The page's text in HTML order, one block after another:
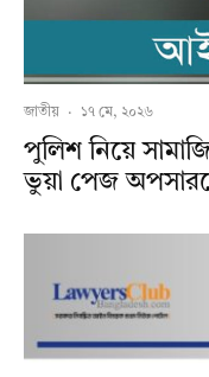
জাতীয় · ১৭ মে, ২০২৬
পুলিশ নিয়ে
ভুয়া পেজ